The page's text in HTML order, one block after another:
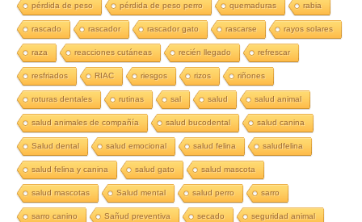
pérdida de peso pérdida de peso perro quemaduras rabia
rascado rascador rascador gato rascarse rayos solares
raza reacciones cutáneas recién llegado refrescar
resfriados RIAC riesgos rizos riñones
roturas dentales rutinas sal salud salud animal
salud animales de compañía salud bucodental salud canina
Salud dental salud emocional salud felina saludfelina
salud felina y canina salud gato salud mascota
salud mascotas Salud mental salud perro sarro
sarro canino Sañud preventiva secado seguridad animal